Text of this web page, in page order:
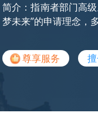
简介：指南者部门高
梦未来”的申请理念，
尊享服务